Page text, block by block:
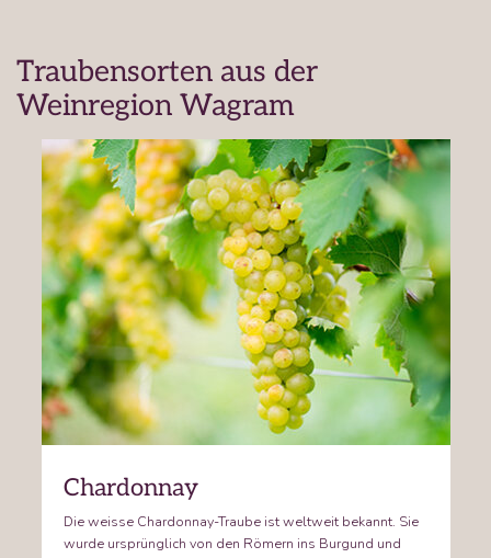
Traubensorten aus der
Weinregion Wagram
Chardonnay
Die weisse Chardonnay-Traube ist weltweit bekannt. Sie
wurde ursprünglich von den Römern ins Burgund und